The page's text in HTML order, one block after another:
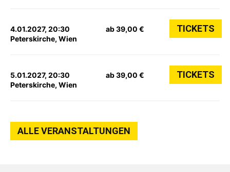
4.01.2027, 20:30
Peterskirche, Wien
ab 39,00 € TICKETS
5.01.2027, 20:30
Peterskirche, Wien
ab 39,00 € TICKETS
ALLE VERANSTALTUNGEN